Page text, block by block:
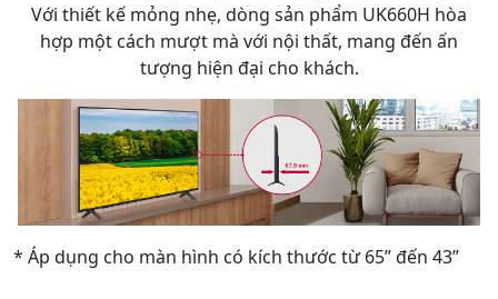
Với thiết kế mỏng nhẹ, dòng sản phẩm UK660H hòa
hợp một cách mượt mà với nội thất, mang đến ấn
tượng hiện đại cho khách.
* Áp dụng cho màn hình có kích thước từ 65” đến 43”